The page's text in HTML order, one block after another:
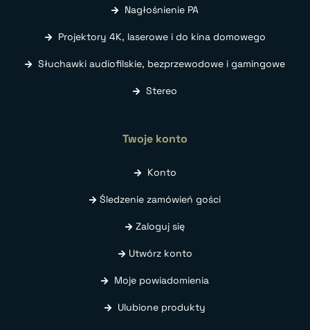
Nagłośnienie PA
Projektory 4K, laserowe i do kina domowego
Słuchawki audiofilskie, bezprzewodowe i gamingowe
Stereo
Twoje konto
Konto
Śledzenie zamówień gości
Zaloguj się
Utwórz konto
Moje powiadomienia
Ulubione produkty